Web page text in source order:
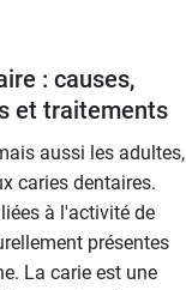
: causes,
et traitements
aussi les adultes,
caries dentaires.
à l'activité de
présentes
La carie est une